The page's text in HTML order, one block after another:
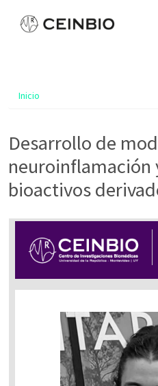
Inicio
Desarrollo de
bioactivos